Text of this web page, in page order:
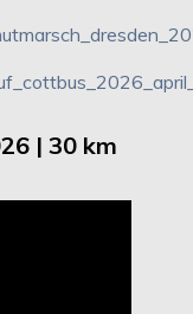
| 30 km